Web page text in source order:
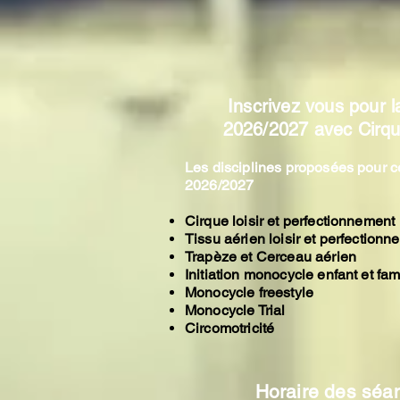
Inscrivez vous pour
2026/2027 avec
Les disciplines proposées pour
2026/2027​
Cirque loisir et perfectionnement
Tissu aérien loisir et
Trapèze et Cerceau aérien
Initiation monocycle enfant et
Monocycle freestyle
Monocycle Trial
Circomotricité
Horaire des